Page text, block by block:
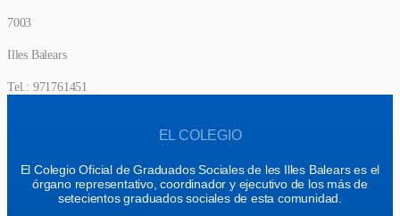
7003
Illes Balears
Tel.: 971761451
EL COLEGIO
El Colegio Oficial de Graduados Sociales de les Illes Balears es el
órgano representativo, coordinador y ejecutivo de los más de
setecientos graduados sociales de esta comunidad.